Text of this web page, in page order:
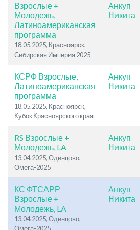
Взрослые +
Молодежь,
Латиноамериканская
программа
18.05.2025, Красноярск,
Сибирская Империя 2025
Анкуп
Никита
КСРФ Взрослые,
Латиноамериканская
программа
18.05.2025, Красноярск,
Кубок Красноярского края
Анкуп
Никита
RS Взрослые +
Молодежь, LA
13.04.2025, Одинцово,
Омега-2025
Анкуп
Никита
КС ФТСАРР
Взрослые +
Молодежь, LA
13.04.2025, Одинцово,
Анкуп
Никита